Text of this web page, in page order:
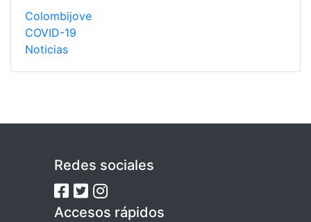
Colombijove
COVID-19
Noticias
Redes sociales
Accesos rápidos